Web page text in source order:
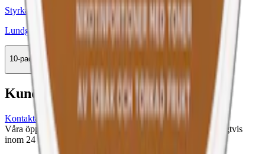
Styrka Stark · Large
Lundgrens Höståker
10-pack
299,90 kr
Köp
Kundservice
Kontakta oss
Våra öppettider är: Alla dagar 08:00 - 18:00 Vi svarar vanligtvis
inom 24 timmar på vardagar.